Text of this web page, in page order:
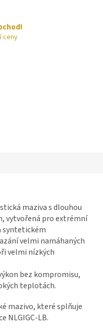
ceny
maziva s dlouhou
vytvořená pro extrémní
syntetickém
velmi namáhaných
velmi nízkých
bez kompromisu,
teplotách.
mazivo, které splňuje
NLGIGC-LB.